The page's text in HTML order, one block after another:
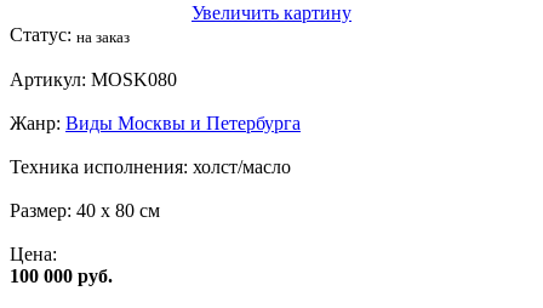
Увеличить картину
Статус: на заказ
Артикул: MOSK080
Жанр: Виды Москвы и Петербурга
Техника исполнения: холст/масло
Размер: 40 x 80 см
Цена:
100 000 руб.